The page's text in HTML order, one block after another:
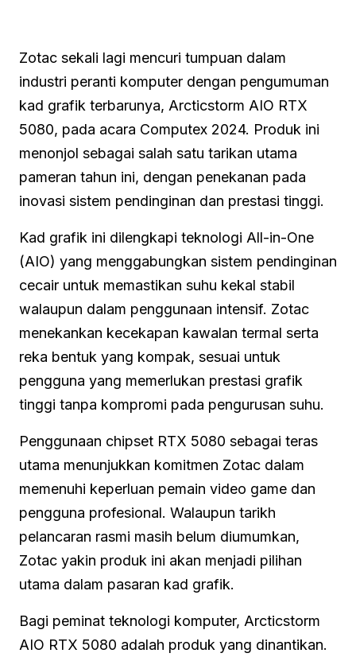
Zotac sekali lagi mencuri tumpuan dalam
industri peranti komputer dengan pengumuman
kad grafik terbarunya, Arcticstorm AIO RTX
5080, pada acara Computex 2024. Produk ini
menonjol sebagai salah satu tarikan utama
pameran tahun ini, dengan penekanan pada
inovasi sistem pendinginan dan prestasi tinggi.
Kad grafik ini dilengkapi teknologi All-in-One
(AIO) yang menggabungkan sistem pendinginan
cecair untuk memastikan suhu kekal stabil
walaupun dalam penggunaan intensif. Zotac
menekankan kecekapan kawalan termal serta
reka bentuk yang kompak, sesuai untuk
pengguna yang memerlukan prestasi grafik
tinggi tanpa kompromi pada pengurusan suhu.
Penggunaan chipset RTX 5080 sebagai teras
utama menunjukkan komitmen Zotac dalam
memenuhi keperluan pemain video game dan
pengguna profesional. Walaupun tarikh
pelancaran rasmi masih belum diumumkan,
Zotac yakin produk ini akan menjadi pilihan
utama dalam pasaran kad grafik.
Bagi peminat teknologi komputer, Arcticstorm
AIO RTX 5080 adalah produk yang dinantikan.